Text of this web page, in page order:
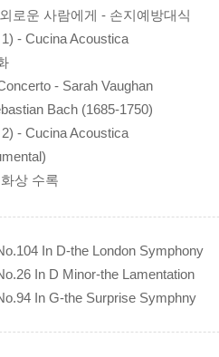
로운 사람에게 - 손지예방대식
- Cucina Acoustica
- Sarah Vaughan
Bach (1685-1750)
- Cucina Acoustica
상 수록
In D-the London Symphony
In D Minor-the Lamentation
In G-the Surprise Symphny